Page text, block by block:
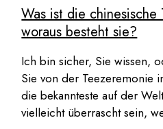
Was ist die chinesische
woraus besteht sie?
Ich bin sicher, Sie wissen,
Sie von der Teezeremonie
die bekannteste auf der
vielleicht überrascht sein,